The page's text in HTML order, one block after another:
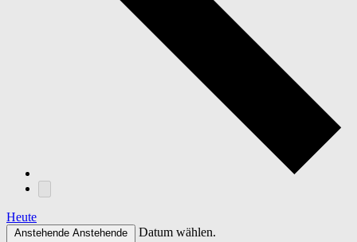
Heute
Anstehende Anstehende Datum wählen.